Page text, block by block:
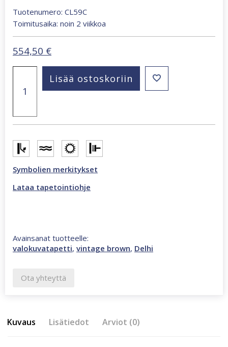
Tuotenumero: CL59C
Toimitusaika: noin 2 viikkoa
554,50 €
CL59C
määrä
Lisää ostoskoriin
Symbolien merkitykset
Lataa tapetointiohje
Avainsanat tuotteelle:
valokuvatapetti, vintage brown, Delhi
Ota yhteyttä
Kuvaus Lisätiedot Arviot (0)